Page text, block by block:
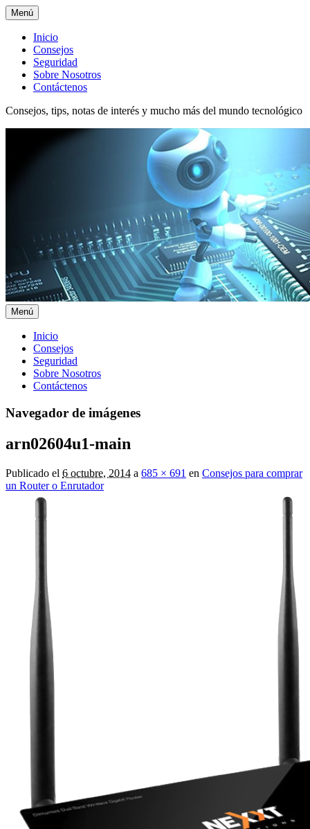
Menú
Menú
superior
Inicio
Consejos
Seguridad
Sobre Nosotros
Contáctenos
Consejos, tips, notas de interés y mucho más del mundo tecnológico
Menú
Menú
principal
Inicio
Consejos
Seguridad
Sobre Nosotros
Contáctenos
Navegador de imágenes
arn02604u1-main
Publicado el 6 octubre, 2014 a 685 × 691 en Consejos para comprar
un Router o Enrutador